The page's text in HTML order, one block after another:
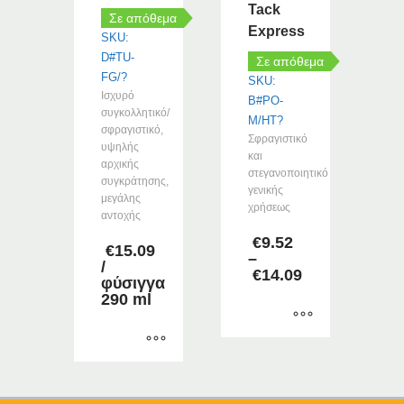
σελίδα
προϊόντος
Σε απόθεμα
SKU:
D#TU-
FG/?
Ισχυρό
συγκολλητικό/
σφραγιστικό,
υψηλής
αρχικής
συγκράτησης,
μεγάλης
αντοχής
€15.09
/
φύσιγγα
290 ml
Tack
Express
Σε απόθεμα
SKU:
B#PO-
M/HT?
Σφραγιστικό
και
στεγανοποιητικό
γενικής
χρήσεως
€9.52
–
€14.09
range: